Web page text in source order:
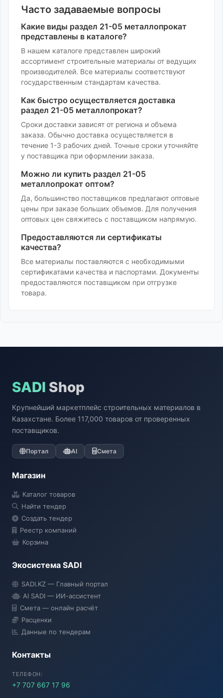
Часто задаваемые вопросы
Какие виды раздел 21-05 металлопрокат
представлены в каталоге?
В нашем каталоге представлен широкий
ассортимент строительные материалы от ведущих
производителей. Все материалы соответствуют
государственным стандартам качества.
Как быстро осуществляется доставка
раздел 21-05 металлопрокат?
Сроки доставки зависят от региона и объема
заказа. Обычно доставка осуществляется в
течение 1-3 рабочих дней. Точные сроки уточняйте
у поставщика при оформлении заказа.
Можно ли купить раздел 21-05
металлопрокат оптом?
Да, большинство поставщиков предлагают оптовые
цены при заказе больших объемов. Для получения
оптовых цен свяжитесь с поставщиком напрямую.
Предоставляются ли сертификаты
качества?
Все материалы поставляются с необходимыми
сертификатами качества и паспортами. Документы
предоставляются поставщиком при отгрузке
товара.
SADI Shop
Крупнейший маркетплейс строительных материалов в
Казахстане. Более 117,000 товаров от проверенных
поставщиков.
Портал AI Смета
Магазин
Каталог товаров
Найти тендер
Создать тендер
Реестр компаний
Корзина
Экосистема SADI
SADI.KZ — Главный портал
AI SADI — ИИ-ассистент
Смета — онлайн расчёт
Расценки
Данные по тендерам
Контакты
ТЕЛЕФОН:
+7 707 667 17 96
● Подключение...